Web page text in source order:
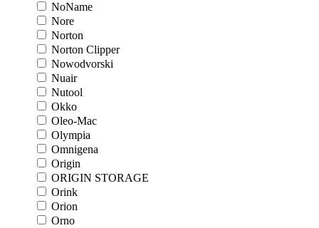
NoName
Nore
Norton
Norton Clipper
Nowodvorski
Nuair
Nutool
Okko
Oleo-Mac
Olympia
Omnigena
Origin
ORIGIN STORAGE
Orink
Orion
Orno